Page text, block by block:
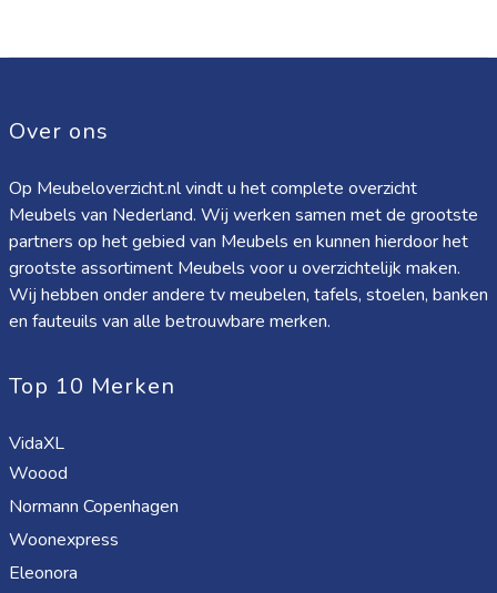
Over ons
Op Meubeloverzicht.nl vindt u het complete overzicht
Meubels van Nederland. Wij werken samen met de grootste
partners op het gebied van Meubels en kunnen hierdoor het
grootste assortiment Meubels voor u overzichtelijk maken.
Wij hebben onder andere tv meubelen, tafels, stoelen, banken
en fauteuils van alle betrouwbare merken.
Top 10 Merken
VidaXL
Woood
Normann Copenhagen
Woonexpress
Eleonora